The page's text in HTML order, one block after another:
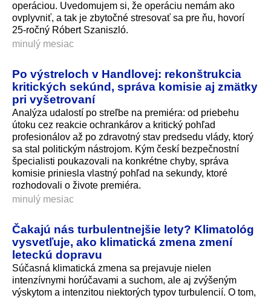
operáciou. Uvedomujem si, že operáciu nemám ako
ovplyvniť, a tak je zbytočné stresovať sa pre ňu, hovorí
25-ročný Róbert Szaniszló.
minulý mesiac
Po výstreloch v Handlovej: rekonštrukcia
kritických sekúnd, správa komisie aj zmätky
pri vyšetrovaní
Analýza udalostí po streľbe na premiéra: od priebehu
útoku cez reakcie ochrankárov a kritický pohľad
profesionálov až po zdravotný stav predsedu vlády, ktorý
sa stal politickým nástrojom. Kým českí bezpečnostní
špecialisti poukazovali na konkrétne chyby, správa
komisie priniesla vlastný pohľad na sekundy, ktoré
rozhodovali o živote premiéra.
minulý mesiac
Čakajú nás turbulentnejšie lety? Klimatológ
vysvetľuje, ako klimatická zmena zmení
leteckú dopravu
Súčasná klimatická zmena sa prejavuje nielen
intenzívnymi horúčavami a suchom, ale aj zvýšeným
výskytom a intenzitou niektorých typov turbulencií. O tom,